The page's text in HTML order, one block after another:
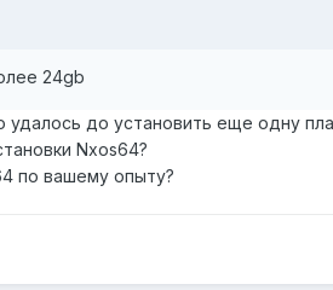
24gb
до установить еще одну
Nxos64?
по вашему опыту?